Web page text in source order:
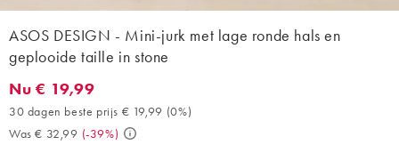
ASOS DESIGN - Mini-jurk met lage ronde hals en
geplooide taille in stone
Nu € 19,99. 30 dagen beste prijs € 19,99 (0%). Was € 32,99. (-
Nu € 19,99
30 dagen beste prijs € 19,99 (0%)
Was € 32,99 (-39%)